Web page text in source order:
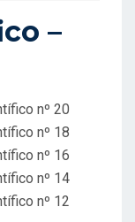
–
nº 20
nº 18
nº 16
nº 14
nº 12